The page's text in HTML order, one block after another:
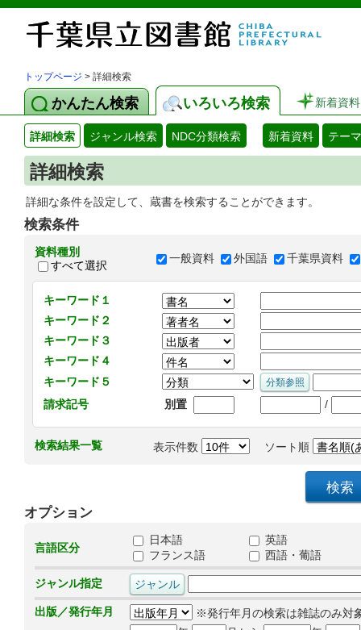
トップページ > 詳細検索
かんたん検索 いろいろ検索 新着資料
詳細検索 ジャンル検索 NDC分類検索 新着資料 テー
詳細検索
詳細な条件を設定して、蔵書を検索することができます。
検索条件
資料種別
すべて選択
一般資料 外国語 千葉県資料
キーワード１
キーワード２
キーワード３
キーワード４
キーワード５
請求記号
別置 /
検索結果一覧 表示件数 ソート順
オプション
言語区分
日本語
英語
フランス語
西語・葡語
ジャンル指定
出版／発行年月
※発行年月の検索は雑誌のみ対